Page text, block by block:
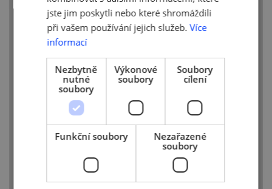
ZPRAVODAJ KE STAŽENÍ
jste jim poskytli nebo které shromáždili
při vašem používání jejich služeb. Více
informací
Nezbytně
nutné
soubory
Výkonové
soubory
Soubory
cílení
Funkční soubory
Nezařazené
soubory